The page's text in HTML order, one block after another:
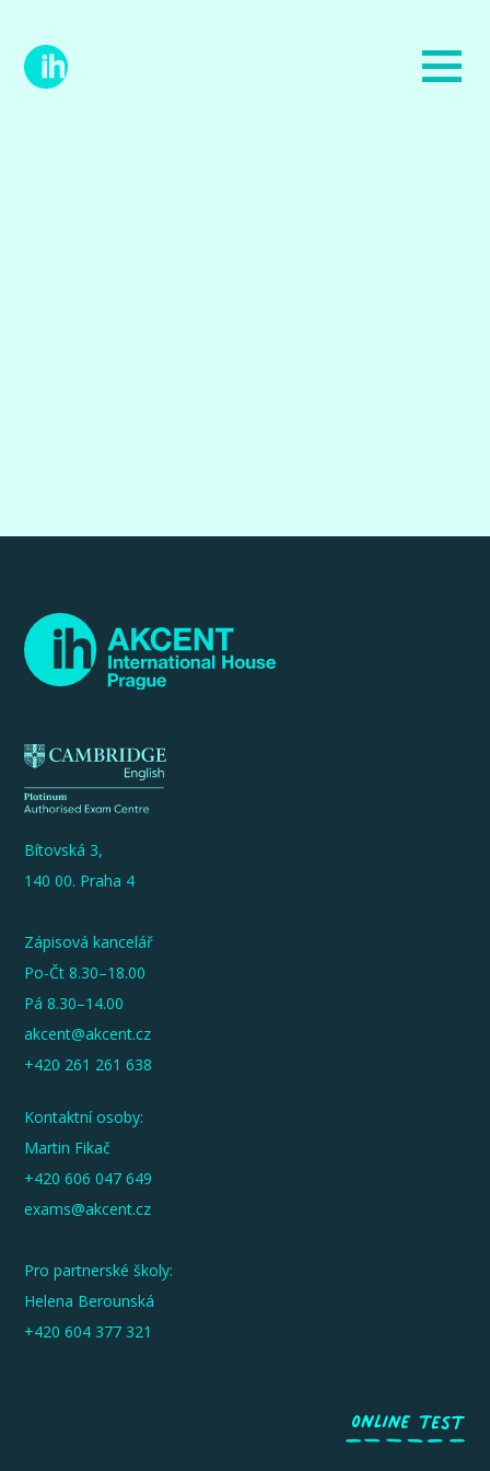
Bítovská 3,
140 00. Praha 4
Zápisová kancelář
Po-Čt 8.30–18.00
Pá 8.30–14.00
akcent@akcent.cz
+420 261 261 638
Kontaktní osoby:
Martin Fikač
+420 606 047 649
exams@akcent.cz
Pro partnerské školy:
Helena Berounská
+420 604 377 321